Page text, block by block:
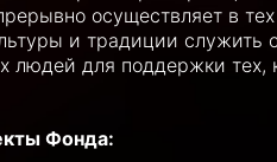
осуществляет в
и традиции служить
людей для поддержки тех,
Фонда: